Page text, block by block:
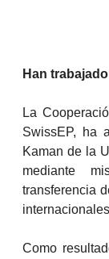
Han
La
SwissEP, ha
Kaman de la
mediante
transferencia
Como